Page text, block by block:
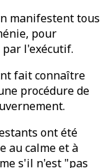
manifestent tous
pour
l'exécutif.
fait connaître
procédure de
ont été
au calme et à
s'il n'est "pas